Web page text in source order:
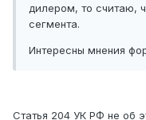
дилером, то считаю,
сегмента.
Интересны мнения
Статья 204 УК РФ не об